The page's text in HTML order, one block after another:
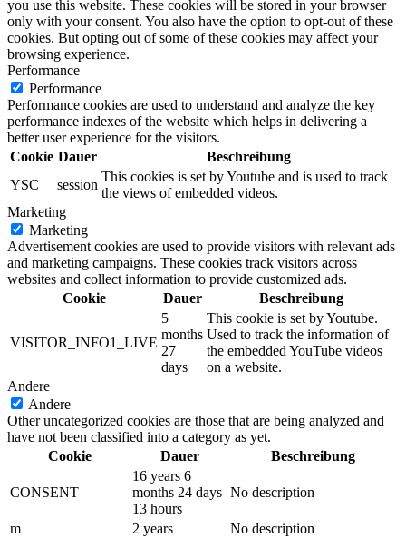
you use this website. These cookies will be stored in your browser
only with your consent. You also have the option to opt-out of these
cookies. But opting out of some of these cookies may affect your
browsing experience.
Performance
Performance
Performance cookies are used to understand and analyze the key
performance indexes of the website which helps in delivering a
better user experience for the visitors.
Cookie Dauer
Beschreibung
YSC
session
This cookies is set by Youtube and is used to track
the views of embedded videos.
Marketing
Marketing
Advertisement cookies are used to provide visitors with relevant ads
and marketing campaigns. These cookies track visitors across
websites and collect information to provide customized ads.
Cookie
Dauer Beschreibung
VISITOR_INFO1_LIVE
5
months
27
days
This cookie is set by Youtube.
Used to track the information of
the embedded YouTube videos
on a website.
Andere
Andere
Other uncategorized cookies are those that are being analyzed and
have not been classified into a category as yet.
Cookie
Dauer Beschreibung
CONSENT
16 years 6
months 24 days
13 hours
No description
m 2 years No description